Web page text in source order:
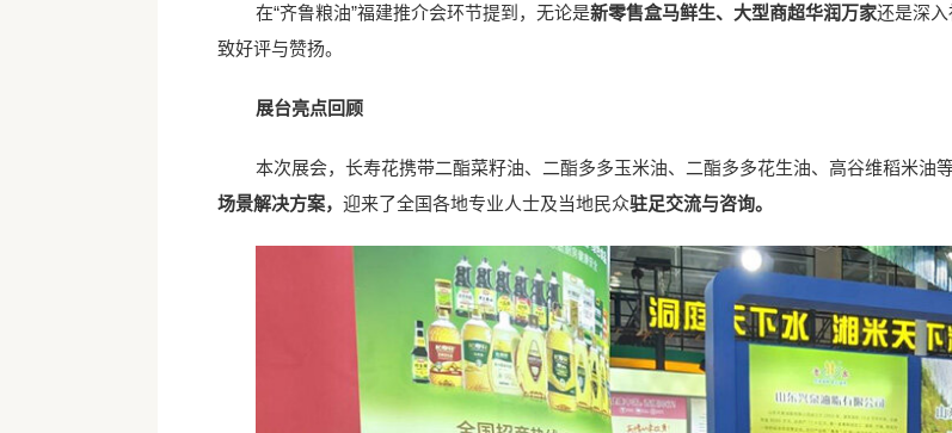
在“齐鲁粮油”福建推介会环节提到，无论是新零售盒马鲜生、大型商超华润万家还是深
致好评与赞扬。
展台亮点回顾
本次展会，长寿花携带二酯菜籽油、二酯多多玉米油、二酯多多花生油、高谷维稻米油
场景解决方案， 迎来了全国各地专业人士及当地民众驻足交流与咨询。